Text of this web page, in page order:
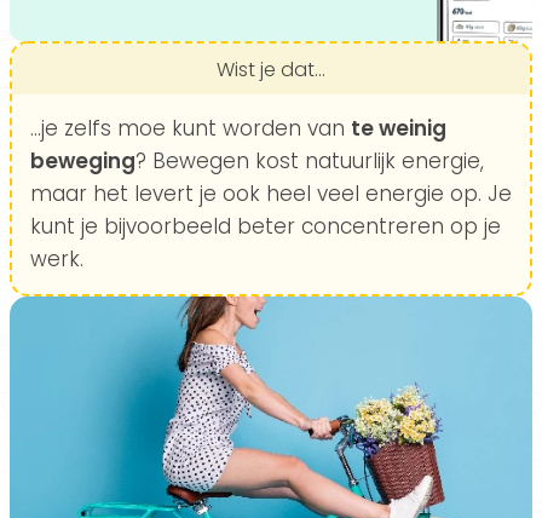
Wist je dat...
...je zelfs moe kunt worden van te weinig
beweging? Bewegen kost natuurlijk energie,
maar het levert je ook heel veel energie op. Je
kunt je bijvoorbeeld beter concentreren op je
werk.